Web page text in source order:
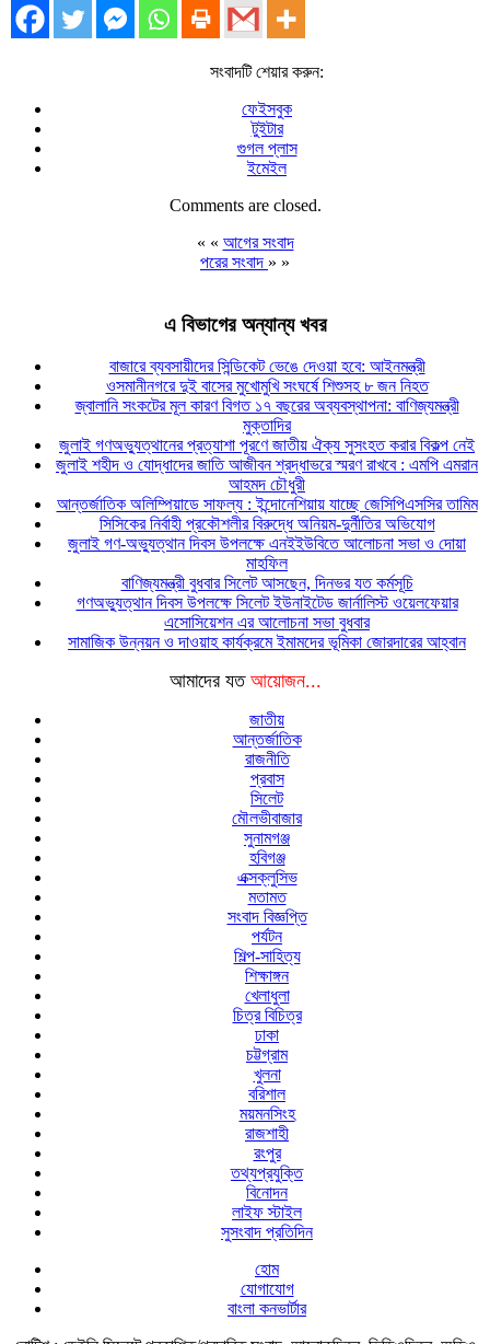
সংবাদটি শেয়ার করুন:
ফেইসবুক
টুইটার
গুগল প্লাস
ইমেইল
Comments are closed.
« « আগের সংবাদ
পরের সংবাদ » »
এ বিভাগের অন্যান্য খবর
বাজারে ব্যবসায়ীদের সিন্ডিকেট ভেঙে দেওয়া হবে: আইনমন্ত্রী
ওসমানীনগরে দুই বাসের মুখোমুখি সংঘর্ষে শিশুসহ ৮ জন নিহত
জ্বালানি সংকটের মূল কারণ বিগত ১৭ বছরের অব্যবস্থাপনা: বাণিজ্যমন্ত্রী
মুক্তাদির
জুলাই গণঅভ্যুত্থানের প্রত্যাশা পূরণে জাতীয় ঐক্য সুসংহত করার বিকল্প নেই
জুলাই শহীদ ও যোদ্ধাদের জাতি আজীবন শ্রদ্ধাভরে স্মরণ রাখবে : এমপি এমরান
আহমদ চৌধুরী
আন্তর্জাতিক অলিম্পিয়াডে সাফল্য : ইন্দোনেশিয়ায় যাচ্ছে জেসিপিএসসির তামিম
সিসিকের নির্বাহী প্রকৌশলীর বিরুদ্ধে অনিয়ম-দুর্নীতির অভিযোগ
জুলাই গণ-অভ্যুত্থান দিবস উপলক্ষে এনইইউবিতে আলোচনা সভা ও দোয়া
মাহফিল
বাণিজ্যমন্ত্রী বুধবার সিলেট আসছেন, দিনভর যত কর্মসূচি
গণঅভ্যুত্থান দিবস উপলক্ষে সিলেট ইউনাইটেড জার্নালিস্ট ওয়েলফেয়ার
এসোসিয়েশন এর আলোচনা সভা বুধবার
সামাজিক উন্নয়ন ও দাওয়াহ কার্যক্রমে ইমামদের ভূমিকা জোরদারের আহ্বান
আমাদের যত আয়োজন...
জাতীয়
আন্তর্জাতিক
রাজনীতি
প্রবাস
সিলেট
মৌলভীবাজার
সুনামগঞ্জ
হবিগঞ্জ
এক্সক্লুসিভ
মতামত
সংবাদ বিজ্ঞপ্তি
পর্যটন
শিল্প-সাহিত্য
শিক্ষাঙ্গন
খেলাধুলা
চিত্র বিচিত্র
ঢাকা
চট্টগ্রাম
খুলনা
বরিশাল
ময়মনসিংহ
রাজশাহী
রংপুর
তথ্যপ্রযুক্তি
বিনোদন
লাইফ স্টাইল
সুসংবাদ প্রতিদিন
হোম
যোগাযোগ
বাংলা কনভার্টার